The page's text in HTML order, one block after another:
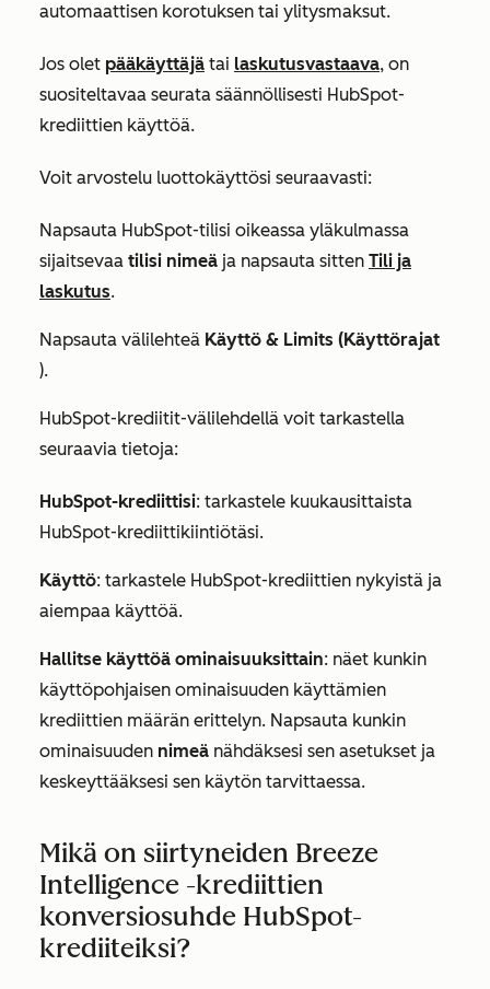
automaattisen korotuksen tai ylitysmaksut.
Jos olet pääkäyttäjä tai laskutusvastaava, on
suositeltavaa seurata säännöllisesti HubSpot-
krediittien käyttöä.
Voit arvostelu luottokäyttösi seuraavasti:
Napsauta HubSpot-tilisi oikeassa yläkulmassa
sijaitsevaa tilisi nimeä ja napsauta sitten Tili ja
laskutus.
Napsauta välilehteä Käyttö & Limits (Käyttörajat
).
HubSpot-krediitit-välilehdellä voit tarkastella
seuraavia tietoja:
HubSpot-krediittisi: tarkastele kuukausittaista
HubSpot-krediittikiintiötäsi.
Käyttö: tarkastele HubSpot-krediittien nykyistä ja
aiempaa käyttöä.
Hallitse käyttöä ominaisuuksittain: näet kunkin
käyttöpohjaisen ominaisuuden käyttämien
krediittien määrän erittelyn. Napsauta kunkin
ominaisuuden nimeä nähdäksesi sen asetukset ja
keskeyttääksesi sen käytön tarvittaessa.
Mikä on siirtyneiden Breeze
Intelligence -krediittien
konversiosuhde HubSpot-
krediiteiksi?